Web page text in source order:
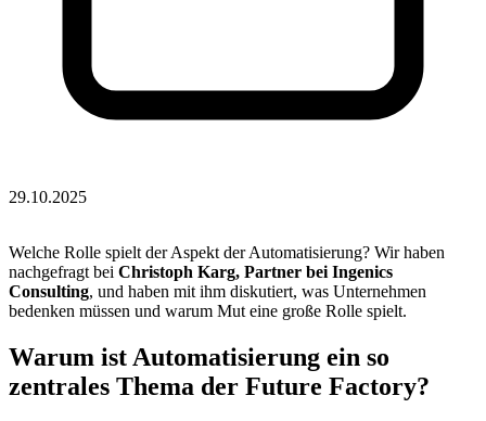
29.10.2025
News Blog
Welche Rolle spielt der Aspekt der Automatisierung? Wir haben
nachgefragt bei Christoph Karg, Partner bei Ingenics
Consulting, und haben mit ihm diskutiert, was Unternehmen
bedenken müssen und warum Mut eine große Rolle spielt.
Warum ist Automatisierung ein so
zentrales Thema der Future Factory?